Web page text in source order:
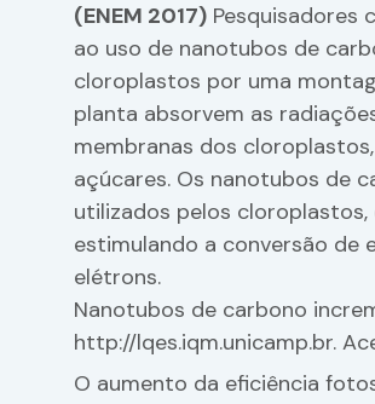
(ENEM 2017) Pesquisadores
ao uso de nanotubos de
cloroplastos por uma
planta absorvem as
membranas dos
açúcares. Os nanotubos de
utilizados pelos
estimulando a conversão
elétrons.
Nanotubos de carbono
http://lqes.iqm.unicamp.br.
O aumento da eficiência